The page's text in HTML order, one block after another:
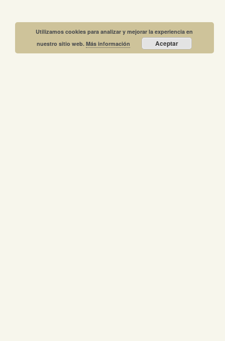
Utilizamos cookies para analizar y mejorar la experiencia en
nuestro sitio web.Más información Aceptar